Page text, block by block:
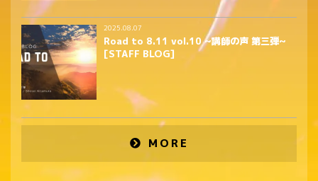
2025.08.07
Road to 8.11 vol.10 ~講師の声 第三弾~
[STAFF BLOG]
MORE